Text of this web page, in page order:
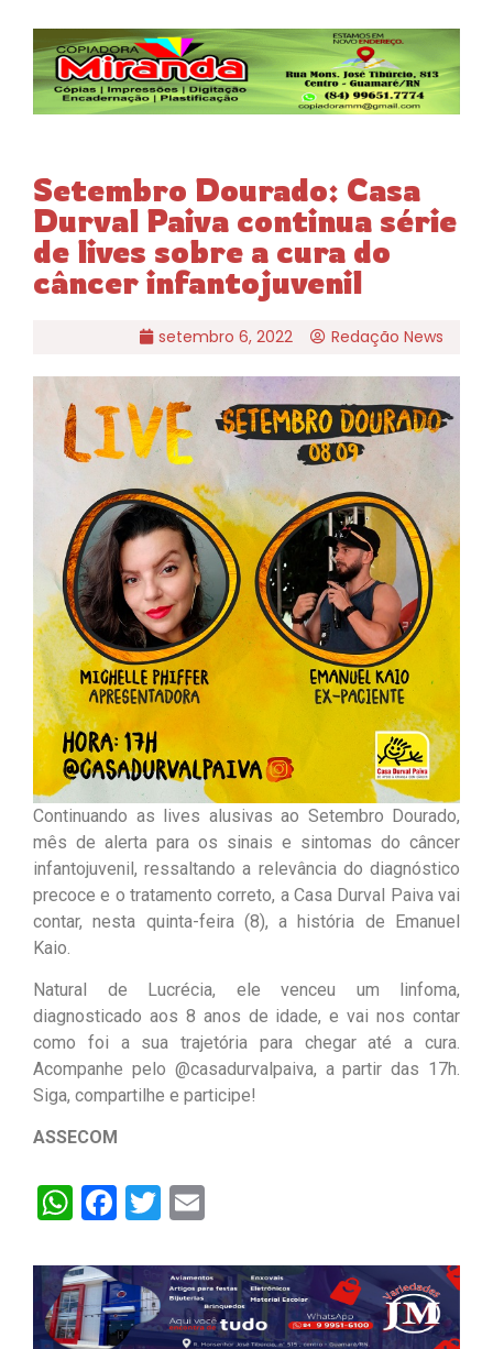
Setembro Dourado: Casa
Durval Paiva continua série
de lives sobre a cura do
câncer infantojuvenil
setembro 6, 2022 Redação News
Continuando as lives alusivas ao Setembro Dourado,
mês de alerta para os sinais e sintomas do câncer
infantojuvenil, ressaltando a relevância do diagnóstico
precoce e o tratamento correto, a Casa Durval Paiva vai
contar, nesta quinta-feira (8), a história de Emanuel
Kaio.
Natural de Lucrécia, ele venceu um linfoma,
diagnosticado aos 8 anos de idade, e vai nos contar
como foi a sua trajetória para chegar até a cura.
Acompanhe pelo @casadurvalpaiva, a partir das 17h.
Siga, compartilhe e participe!
ASSECOM
WhatsApp
Facebook
Twitter